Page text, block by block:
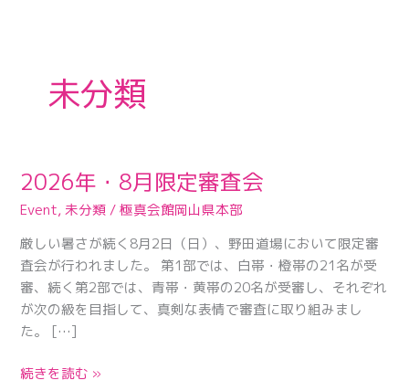
未分類
2026年・8月限定審査会
Event,未分類/極真会館岡山県本部
厳しい暑さが続く8月2日（日）、野田道場において限定審
査会が行われました。 第1部では、白帯・橙帯の21名が受
審、続く第2部では、青帯・黄帯の20名が受審し、それぞれ
が次の級を目指して、真剣な表情で審査に取り組みまし
た。 […]
2026
年・
月
限
定
審
査
続きを読む »